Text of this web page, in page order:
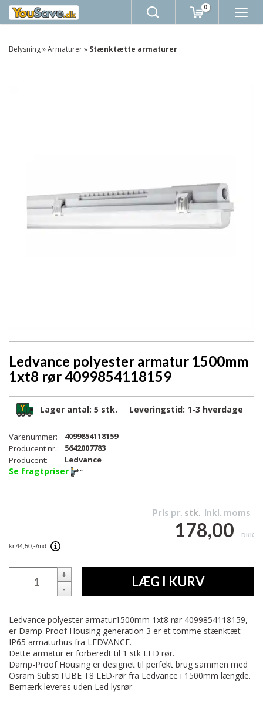
0
Belysning»Armaturer» Stænktætte armaturer
Ledvance polyester armatur 1500mm
1xt8 rør 4099854118159
Lager antal: 5 stk. Leveringstid: 1-3 hverdage
Varenummer:
4099854118159
Producent nr.:
5642007783
Producent:
Ledvance
Se fragtpriser
Pris pr. stk. inkl. moms
178,00 DKK
+
-
LÆG I KURV
Ledvance polyester armatur1500mm 1xt8 rør 4099854118159,
er Damp-Proof Housing generation 3 er et tomme stænktæt
IP65 armaturhus fra LEDVANCE.
Dette armatur er forberedt til 1 stk LED rør.
Damp-Proof Housing er designet til perfekt brug sammen med
Osram SubstiTUBE T8 LED-rør fra Ledvance i 1500mm længde.
Bemærk leveres uden Led lysrør